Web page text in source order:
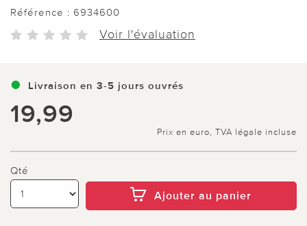
Référence : 6934600
Voir l'évaluation
Livraison en 3-5 jours ouvrés
19,99
Prix en euro, TVA légale incluse
Qté
Ajouter au panier